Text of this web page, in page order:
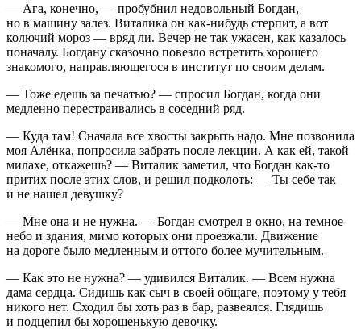
— Ага, конечно, — пробубнил недовольный Богдан,
но в машину залез. Виталика он как-нибудь стерпит, а вот
колючий мороз — вряд ли. Вечер не так ужасен, как казалось
поначалу. Богдану сказочно повезло встретить хорошего
знакомого, направляющегося в институт по своим делам.
— Тоже едешь за печатью? — спросил Богдан, когда они
медленно перестраивались в соседний ряд.
— Куда там! Сначала все хвосты закрыть надо. Мне позвонила
моя Алёнка, попросила забрать после лекции. А как ей, такой
милахе, откажешь? — Виталик заметил, что Богдан как-то
притих после этих слов, и решил подколоть: — Ты себе так
и не нашел девушку?
— Мне она и не нужна. — Богдан смотрел в окно, на темное
небо и здания, мимо которых они проезжали. Движение
на дороге было медленным и оттого более мучительным.
— Как это не нужна? — удивился Виталик. — Всем нужна
дама сердца. Сидишь как сыч в своей общаге, поэтому у тебя
никого нет. Сходил бы хоть раз в бар, развеялся. Глядишь
и подцепил бы хорошенькую девочку.